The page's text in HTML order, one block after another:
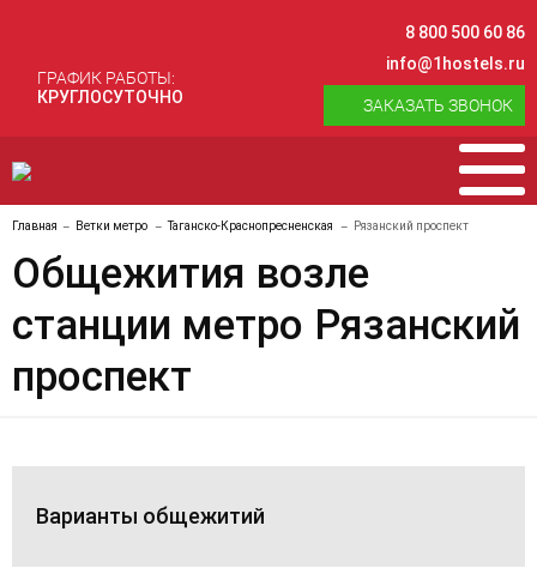
ГРАФИК РАБОТЫ:
КРУГЛОСУТОЧНО
8 800 500 60 86
info@1hostels.ru
ЗАКАЗАТЬ ЗВОНОК
Главная Ветки метро Таганско-Краснопресненская Рязанский проспект
Общежития возле
станции метро Рязанский
проспект
Варианты общежитий